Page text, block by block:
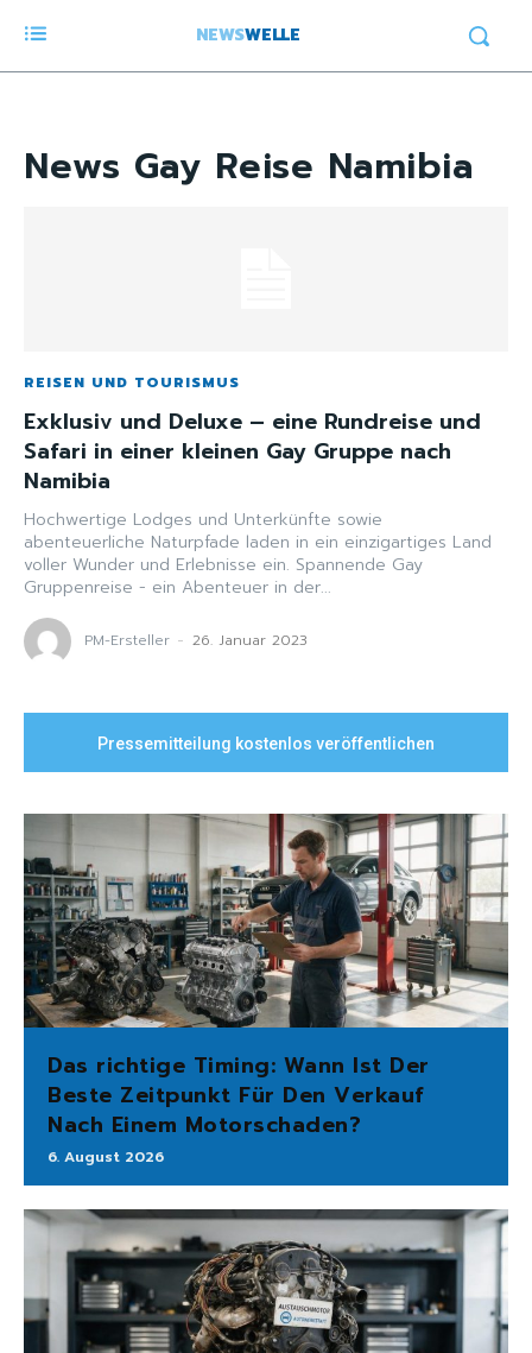
NEWSWELLE
News Gay Reise Namibia
REISEN UND TOURISMUS
Exklusiv und Deluxe – eine Rundreise und
Safari in einer kleinen Gay Gruppe nach
Namibia
Hochwertige Lodges und Unterkünfte sowie
abenteuerliche Naturpfade laden in ein einzigartiges Land
voller Wunder und Erlebnisse ein. Spannende Gay
Gruppenreise - ein Abenteuer in der...
PM-Ersteller - 26. Januar 2023
Pressemitteilung kostenlos veröffentlichen
Das richtige Timing: Wann Ist Der
Beste Zeitpunkt Für Den Verkauf
Nach Einem Motorschaden?
6. August 2026